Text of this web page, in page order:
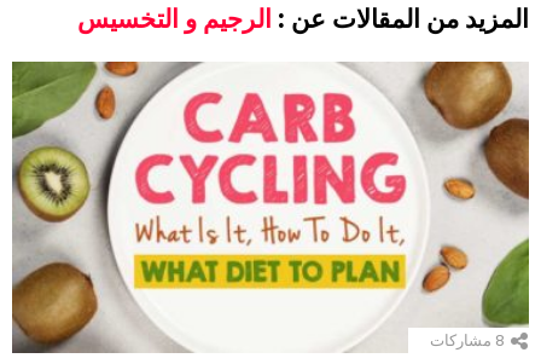
المزيد من المقالات عن : الرجيم و التخسيس
8 مشاركات